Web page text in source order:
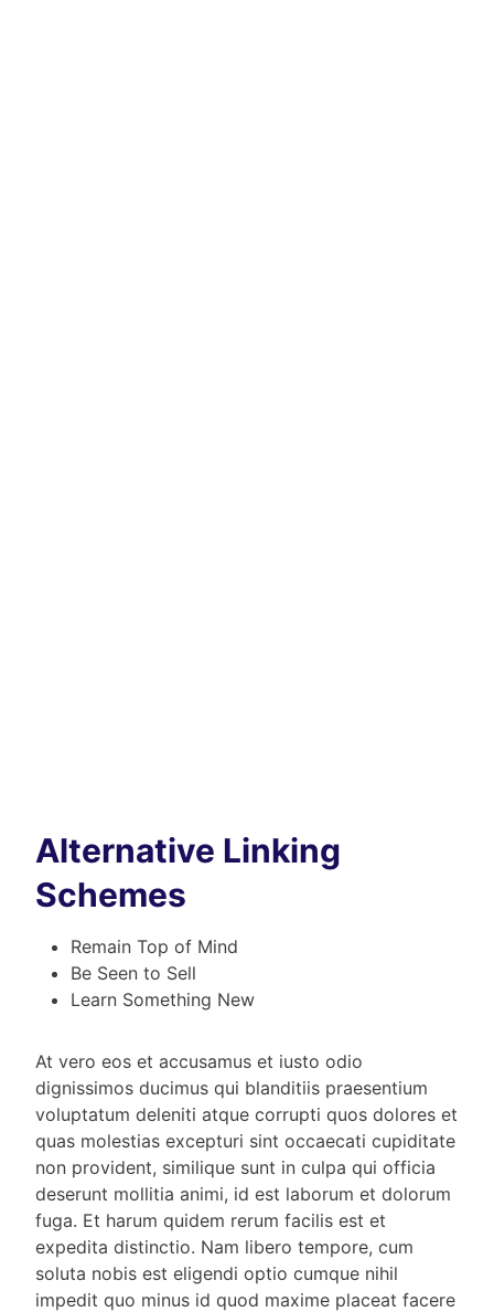
Alternative Linking
Schemes
Remain Top of Mind
Be Seen to Sell
Learn Something New
At vero eos et accusamus et iusto odio
dignissimos ducimus qui blanditiis praesentium
voluptatum deleniti atque corrupti quos dolores et
quas molestias excepturi sint occaecati cupiditate
non provident, similique sunt in culpa qui officia
deserunt mollitia animi, id est laborum et dolorum
fuga. Et harum quidem rerum facilis est et
expedita distinctio. Nam libero tempore, cum
soluta nobis est eligendi optio cumque nihil
impedit quo minus id quod maxime placeat facere